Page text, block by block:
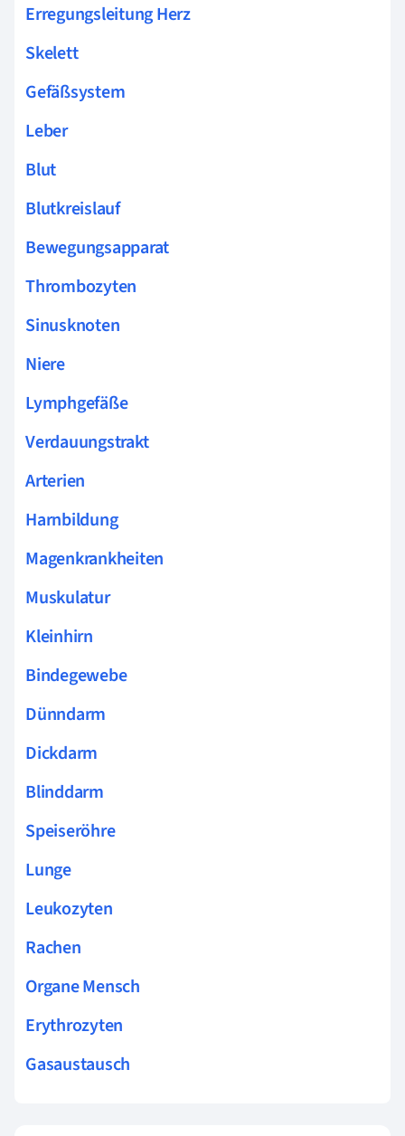
Erregungsleitung Herz
Skelett
Gefäßsystem
Leber
Blut
Blutkreislauf
Bewegungsapparat
Thrombozyten
Sinusknoten
Niere
Lymphgefäße
Verdauungstrakt
Arterien
Harnbildung
Magenkrankheiten
Muskulatur
Kleinhirn
Bindegewebe
Dünndarm
Dickdarm
Blinddarm
Speiseröhre
Lunge
Leukozyten
Rachen
Organe Mensch
Erythrozyten
Gasaustausch